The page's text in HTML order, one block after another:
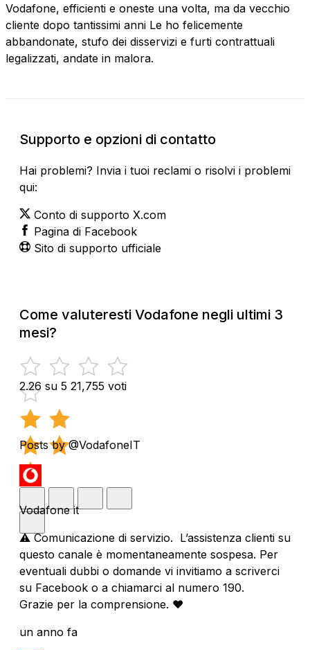
Vodafone, efficienti e oneste una volta, ma da vecchio
cliente dopo tantissimi anni Le ho felicemente
abbandonate, stufo dei disservizi e furti contrattuali
legalizzati, andate in malora.
Supporto e opzioni di contatto
Hai problemi? Invia i tuoi reclami o risolvi i problemi
qui:
Conto di supporto X.com
Pagina di Facebook
Sito di supporto ufficiale
Come valuteresti Vodafone negli ultimi 3
mesi?
2.26 su 5 21,755 voti
Posts by @VodafoneIT
Vodafone it
⚠️ Comunicazione di servizio. L’assistenza clienti su
questo canale è momentaneamente sospesa. Per
eventuali dubbi o domande vi invitiamo a scriverci
su Facebook o a chiamarci al numero 190.
Grazie per la comprensione. ❤️
un anno fa